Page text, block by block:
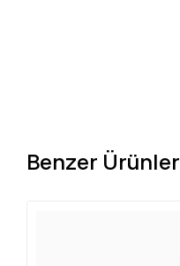
Benzer Ürünler